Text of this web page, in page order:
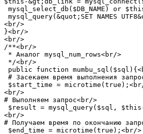
mysql_select_db($DB_NAME) or
mysql_query(&quot;SET NAMES
<br/>
}<br/>
<br/>
/**<br/>
* Аналог mysql_num_rows<br/>
*/<br/>
public function
# Засекаем время выполнения
$start_time =
<br/>
# Выполняем запрос<br/>
$result = mysql_query($sql,
<br/>
# Получаем время по окончанию
$end_time = microtime(true);<br/>